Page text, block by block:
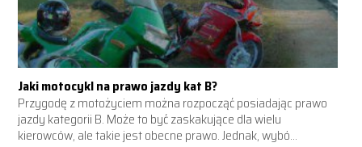
Jaki motocykl na prawo jazdy kat B?
Przygodę z motożyciem można rozpocząć posiadając prawo
jazdy kategorii B. Może to być zaskakujące dla wielu
kierowców, ale takie jest obecne prawo. Jednak, wybó...